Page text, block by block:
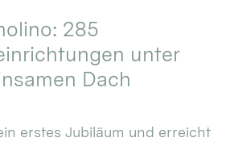
285
unter
Dach
erstes Jubiläum und erreicht